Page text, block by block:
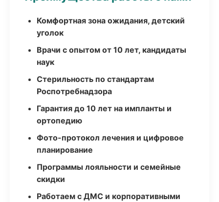
Комфортная зона ожидания, детский
уголок
Врачи с опытом от 10 лет, кандидаты
наук
Стерильность по стандартам
Роспотребнадзора
Гарантия до 10 лет на импланты и
ортопедию
Фото-протокол лечения и цифровое
планирование
Программы лояльности и семейные
скидки
Работаем с ДМС и корпоративными